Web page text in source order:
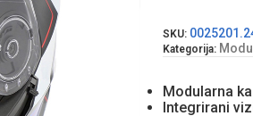
SKU:
Kategorija:
Modularna
Integrirani